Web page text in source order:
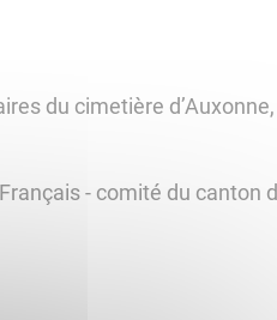
du cimetière
- comité du canton